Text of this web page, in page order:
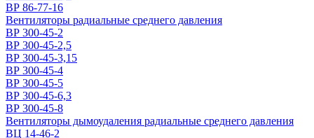
ВР 86-77-16
Вентиляторы радиальные среднего давления
ВР 300-45-2
ВР 300-45-2,5
ВР 300-45-3,15
ВР 300-45-4
ВР 300-45-5
ВР 300-45-6,3
ВР 300-45-8
Вентиляторы дымоудаления радиальные среднего давления
ВЦ 14-46-2